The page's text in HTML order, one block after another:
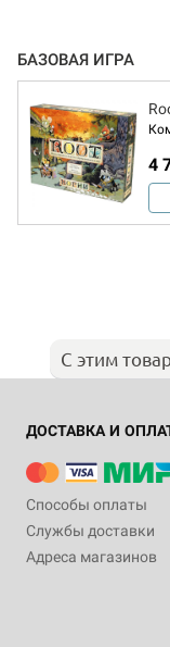
БАЗОВАЯ ИГРА
4
С этим
ДОСТАВКА И
Способы оплаты
Службы доставки
Адреса магазинов